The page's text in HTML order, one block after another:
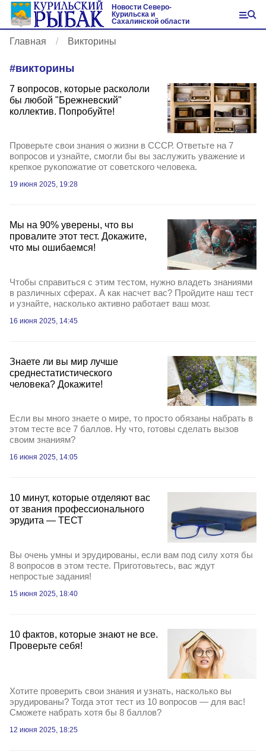
Новости Северо-
Курильска и
Сахалинской области
Главная Викторины
#викторины
7 вопросов, которые раскололи
бы любой "Брежневский"
коллектив. Попробуйте!
Проверьте свои знания о жизни в СССР. Ответьте на 7
вопросов и узнайте, смогли бы вы заслужить уважение и
крепкое рукопожатие от советского человека.
19 июня 2025, 19:28
Мы на 90% уверены, что вы
провалите этот тест. Докажите,
что мы ошибаемся!
Чтобы справиться с этим тестом, нужно владеть знаниями
в различных сферах. А как насчет вас? Пройдите наш тест
и узнайте, насколько активно работает ваш мозг.
16 июня 2025, 14:45
Знаете ли вы мир лучше
среднестатистического
человека? Докажите!
Если вы много знаете о мире, то просто обязаны набрать в
этом тесте все 7 баллов. Ну что, готовы сделать вызов
своим знаниям?
16 июня 2025, 14:05
10 минут, которые отделяют вас
от звания профессионального
эрудита — ТЕСТ
Вы очень умны и эрудированы, если вам под силу хотя бы
8 вопросов в этом тесте. Приготовьтесь, вас ждут
непростые задания!
15 июня 2025, 18:40
10 фактов, которые знают не все.
Проверьте себя!
Хотите проверить свои знания и узнать, насколько вы
эрудированы? Тогда этот тест из 10 вопросов — для вас!
Сможете набрать хотя бы 8 баллов?
12 июня 2025, 18:25